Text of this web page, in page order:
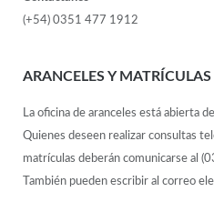
(+54) 0351 477 1912
ARANCELES Y MATRÍCULAS
La oficina de aranceles está abierta
Quienes deseen realizar consultas
matrículas deberán comunicarse al
También pueden escribir al correo